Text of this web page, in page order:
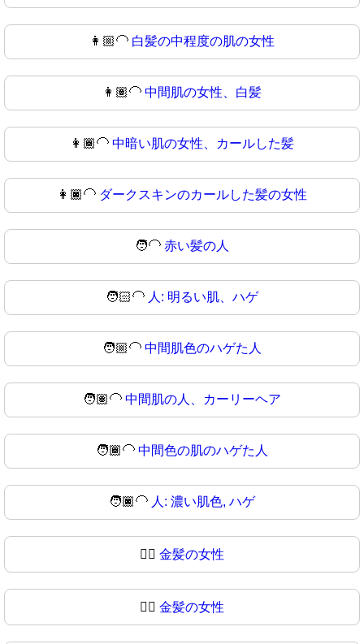
👩🏼‍🦲 白髪の中程度の肌の女性
👩🏽‍🦲 中間肌の女性、白髪
👩🏾‍🦲 中暗い肌の女性、カールした髪
👩🏿‍🦲 ダークスキンのカールした髪の女性
🧑‍🦲 赤い髪の人
🧑🏻‍🦲 人: 明るい肌、ハゲ
🧑🏼‍🦲 中間肌色のハゲた人
🧑🏽‍🦲 中間肌の人、カーリーヘア
🧑🏾‍🦲 中間色の肌のハゲた人
🧑🏿‍🦲 人: 濃い肌色, ハゲ
👱‍♀️ 金髪の女性
👱‍♀ 金髪の女性